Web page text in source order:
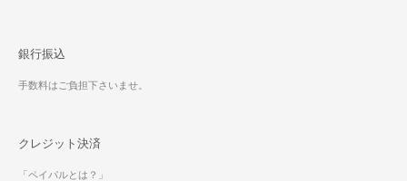
銀行振込
手数料はご負担下さいませ。
クレジット決済
「ペイパルとは？」